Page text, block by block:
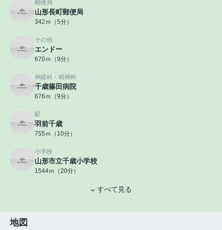
郵便局
山形長町郵便局
342ｍ（5分）
その他
エンドー
670ｍ（9分）
神経科・精神科
千歳篠田病院
676ｍ（9分）
駅
羽前千歳
755ｍ（10分）
小学校
山形市立千歳小学校
1544ｍ（20分）
すべて見る
地図